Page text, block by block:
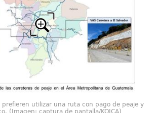
prefieren utilizar una ruta con pago de peaje y
(Imagen: captura de pantalla/KOICA)